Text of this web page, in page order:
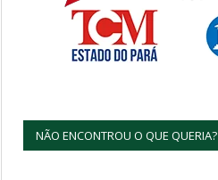
NÃO ENCONTROU O QUE QUERIA?